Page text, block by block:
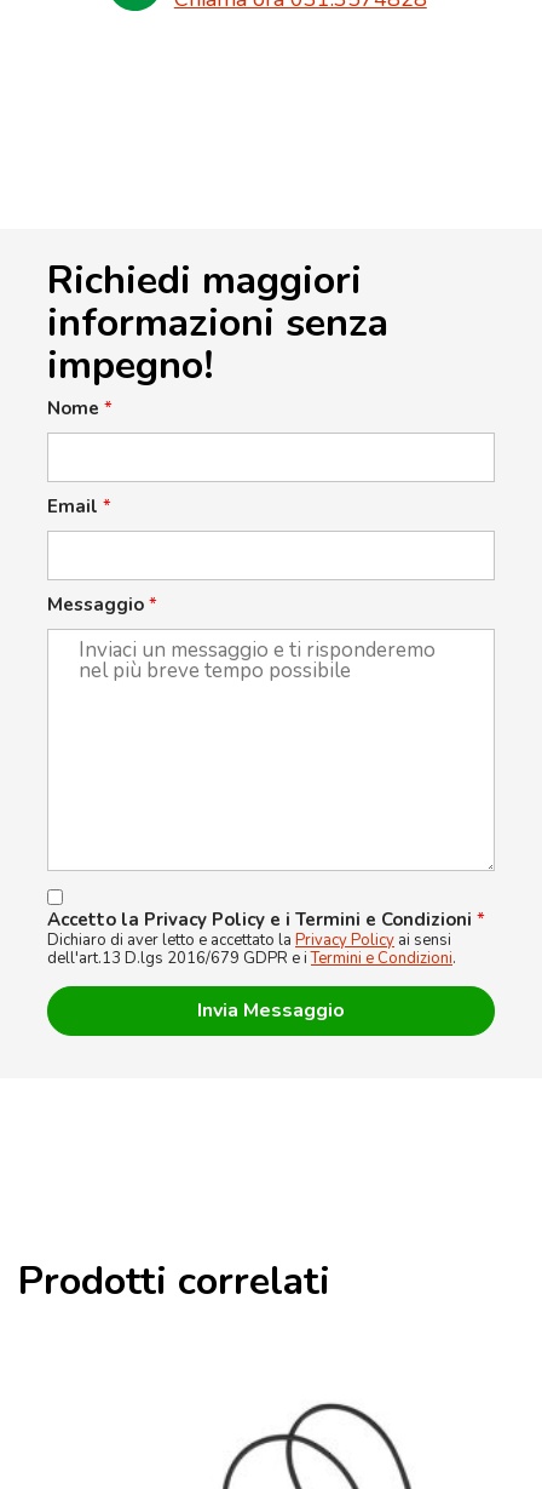
Richiedi maggiori
informazioni senza
impegno!
Nome *
Email *
Messaggio *
Accetto la Privacy Policy e i Termini e Condizioni *
Dichiaro di aver letto e accettato la Privacy Policy ai sensi
dell'art.13 D.lgs 2016/679 GDPR e iTermini e Condizioni.
Prodotti correlati